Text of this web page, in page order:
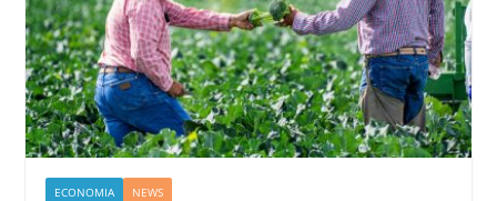
ECONOMIA NEWS